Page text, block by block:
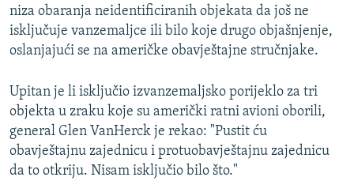
niza obaranja neidentificiranih objekata da još ne
isključuje vanzemaljce ili bilo koje drugo objašnjenje,
oslanjajući se na američke obavještajne stručnjake.
Upitan je li isključio izvanzemaljsko porijeklo za tri
objekta u zraku koje su američki ratni avioni oborili,
general Glen VanHerck je rekao: "Pustit ću
obavještajnu zajednicu i protuobavještajnu zajednicu
da to otkriju. Nisam isključio bilo što."